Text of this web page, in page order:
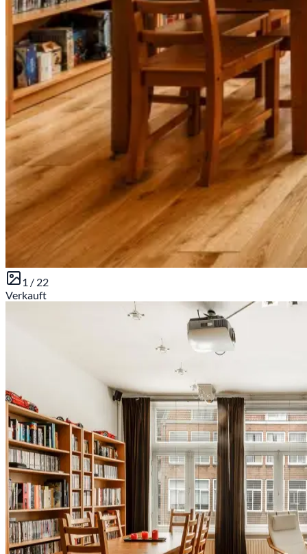
1 / 22
Verkauft